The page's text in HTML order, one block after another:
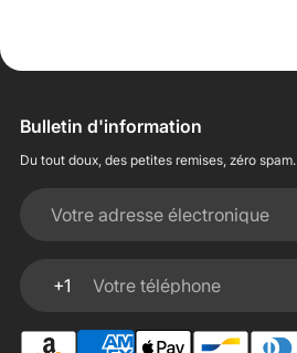
Bulletin d'information
Du tout doux, des petites remises, zéro spam.
Votre adresse électronique
+1
Votre téléphone